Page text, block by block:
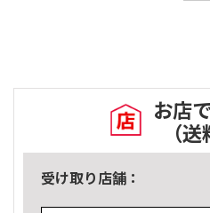
お店
（
受け取り店舗：